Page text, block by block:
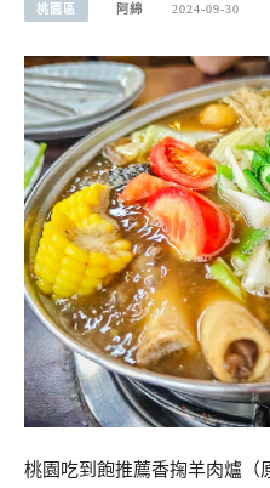
桃園區 阿綿 2024-09-30
桃園吃到飽推薦香掬羊肉爐（